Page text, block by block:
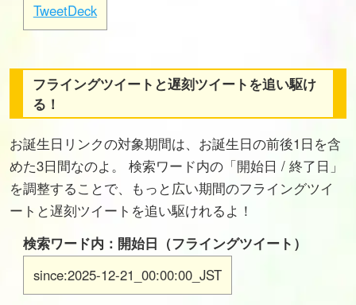
TweetDeck
フライングツイートと遅刻ツイートを追い駆け
る！
お誕生日リンクの対象期間は、お誕生日の前後1日を含
めた3日間なのよ。 検索ワード内の「開始日 / 終了日」
を調整することで、もっと広い期間のフライングツイ
ートと遅刻ツイートを追い駆けれるよ！
検索ワード内：開始日（フライングツイート）
since:2025-12-21_00:00:00_JST